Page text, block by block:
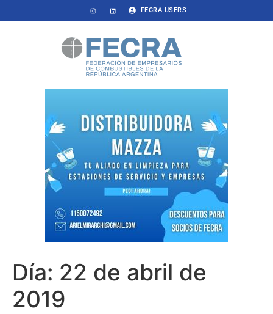
FECRA USERS
Día: 22 de abril de
2019